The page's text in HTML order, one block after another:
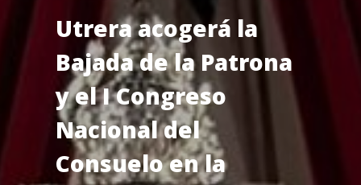
Utrera acogerá la
Bajada de la Patrona
y el I Congreso
Nacional del
Consuelo en la